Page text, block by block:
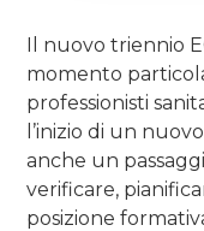
Il nuovo triennio
momento
professionisti
l’inizio di un
anche un
verificare,
posizione